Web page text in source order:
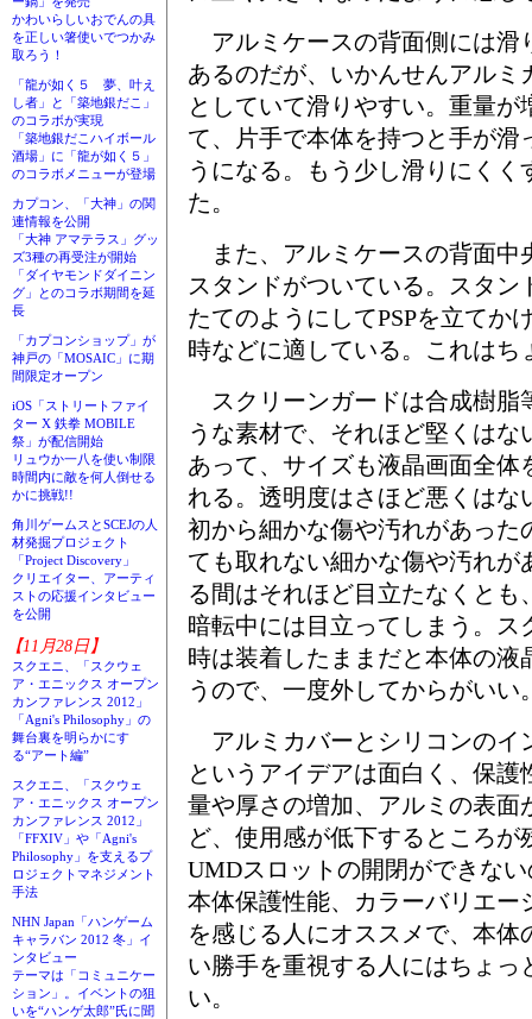
かわいらしいおでんの具
を正しい箸使いでつかみ
取ろう！
「龍が如く５ 夢、叶え
し者」と「築地銀だこ」
のコラボが実現
「築地銀だこハイボール
酒場」に「龍が如く５」
のコラボメニューが登場
カプコン、「大神」の関
連情報を公開
「大神 アマテラス」グッ
ズ3種の再受注が開始
「ダイヤモンドダイニン
グ」とのコラボ期間を延
長
「カプコンショップ」が
神戸の「MOSAIC」に期
間限定オープン
iOS「ストリートファイ
ター X 鉄拳 MOBILE
祭」が配信開始
リュウか一八を使い制限
時間内に敵を何人倒せる
かに挑戦!!
角川ゲームスとSCEJの人
材発掘プロジェクト
「Project Discovery」
クリエイター、アーティ
ストの応援インタビュー
を公開
【11月28日】
スクエニ、「スクウェ
ア・エニックス オープン
カンファレンス 2012」
「Agni's Philosophy」の
舞台裏を明らかにす
る“アート編”
スクエニ、「スクウェ
ア・エニックス オープン
カンファレンス 2012」
「FFXIV」や「Agni's
Philosophy」を支えるプ
ロジェクトマネジメント
手法
NHN Japan「ハンゲーム
キャラバン 2012 冬」イ
ンタビュー
テーマは「コミュニケー
ション」。イベントの狙
いを“ハンゲ太郎”氏に聞
アルミケースの背面側には滑
あるのだが、いかんせんアルミ
としていて滑りやすい。重量が
て、片手で本体を持つと手が滑
うになる。もう少し滑りにくく
た。
また、アルミケースの背面中
スタンドがついている。スタン
たてのようにしてPSPを立てか
時などに適している。これはち
スクリーンガードは合成樹脂
うな素材で、それほど堅くはな
あって、サイズも液晶画面全体
れる。透明度はさほど悪くはな
初から細かな傷や汚れがあった
ても取れない細かな傷や汚れが
る間はそれほど目立たなくとも
暗転中には目立ってしまう。ス
時は装着したままだと本体の液
うので、一度外してからがいい
アルミカバーとシリコンのイ
というアイデアは面白く、保護
量や厚さの増加、アルミの表面
ど、使用感が低下するところが
UMDスロットの開閉ができな
本体保護性能、カラーバリエー
を感じる人にオススメで、本体
い勝手を重視する人にはちょっ
い。